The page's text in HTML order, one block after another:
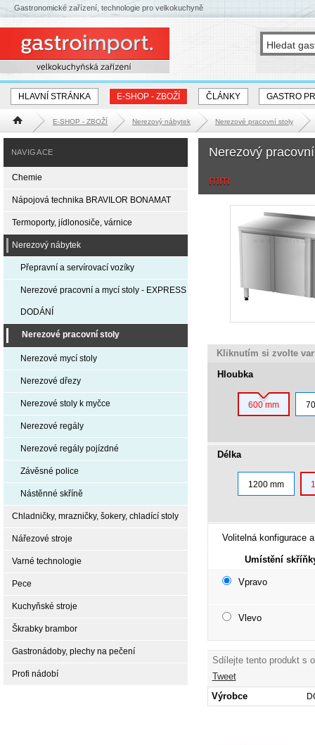
HLAVNÍ STRÁNKA E-SHOP - ZBOŽÍ ČLÁNKY GASTRO
Hlavní stránka E-SHOP - ZBOŽÍ Nerezový nábytek Nerezové pracovní stoly
Nerezový
mm
Kliknutím si zvolte
Hloubka
600 mm
Délka
1200 mm
Volitelná konfigurace
Umístění
Vpravo
Vlevo
Sdílejte tento produkt s
Tweet
Výrobce
NAVIGACE
Chemie
Nápojová technika BRAVILOR BONAMAT
Termoporty, jídlonosiče, várnice
Nerezový nábytek
Přepravní a servírovací vozíky
Nerezové pracovní a mycí stoly - EXPRESS
DODÁNÍ
Nerezové pracovní stoly
Nerezové mycí stoly
Nerezové dřezy
Nerezové stoly k myčce
Nerezové regály
Nerezové regály pojízdné
Závěsné police
Nástěnné skříně
Chladničky, mrazničky, šokery, chladící stoly
Nářezové stroje
Varné technologie
Pece
Kuchyňské stroje
Škrabky brambor
Gastronádoby, plechy na pečení
Profi nádobí
Gastronomické zařízení, technologie pro velkokuchyně